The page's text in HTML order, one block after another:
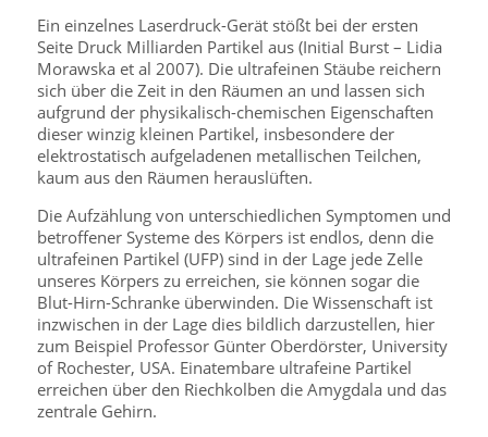
Ein einzelnes Laserdruck-Gerät stößt bei der ersten
Seite Druck Milliarden Partikel aus (Initial Burst – Lidia
Morawska et al 2007). Die ultrafeinen Stäube reichern
sich über die Zeit in den Räumen an und lassen sich
aufgrund der physikalisch-chemischen Eigenschaften
dieser winzig kleinen Partikel, insbesondere der
elektrostatisch aufgeladenen metallischen Teilchen,
kaum aus den Räumen herauslüften.
Die Aufzählung von unterschiedlichen Symptomen und
betroffener Systeme des Körpers ist endlos, denn die
ultrafeinen Partikel (UFP) sind in der Lage jede Zelle
unseres Körpers zu erreichen, sie können sogar die
Blut-Hirn-Schranke überwinden. Die Wissenschaft ist
inzwischen in der Lage dies bildlich darzustellen, hier
zum Beispiel Professor Günter Oberdörster, University
of Rochester, USA. Einatembare ultrafeine Partikel
erreichen über den Riechkolben die Amygdala und das
zentrale Gehirn.